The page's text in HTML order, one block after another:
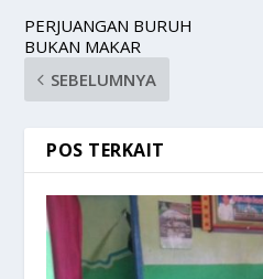
PERJUANGAN BURUH
BUKAN MAKAR
SEBELUMNYA
POS TERKAIT